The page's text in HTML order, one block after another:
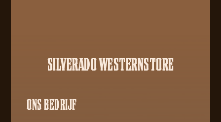
SILVERADO WESTERNSTORE
ONS BEDRIJF